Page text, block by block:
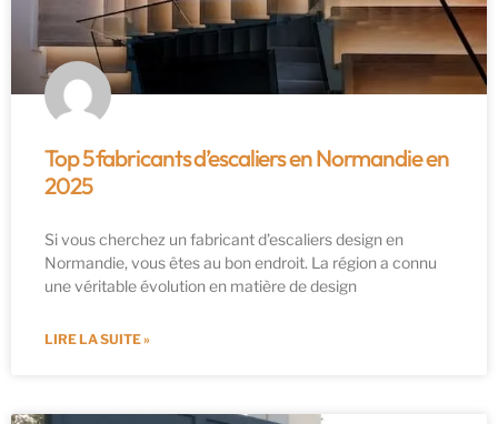
Top 5 fabricants d’escaliers en Normandie en
2025
Si vous cherchez un fabricant d’escaliers design en
Normandie, vous êtes au bon endroit. La région a connu
une véritable évolution en matière de design
LIRE LA SUITE »